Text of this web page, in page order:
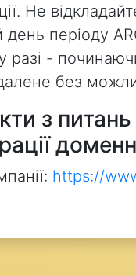
Не
день періоду
разі -
без
з
https://